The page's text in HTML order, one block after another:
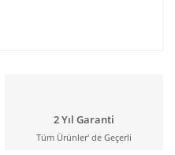
2 Yıl Garanti
Tüm Ürünler' de Geçerli